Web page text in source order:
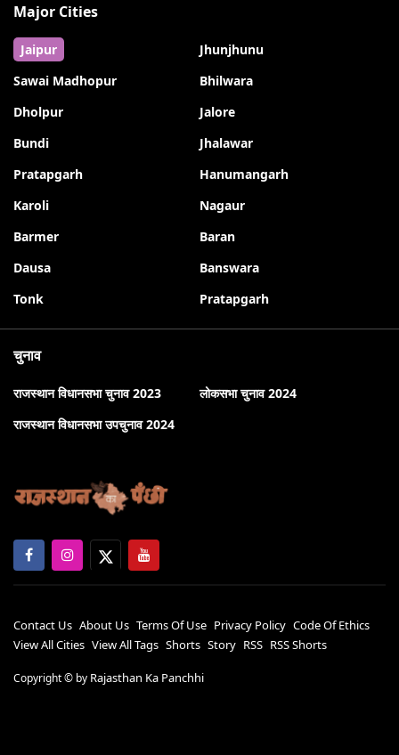
Major Cities
Jaipur
Jhunjhunu
Sawai Madhopur
Bhilwara
Dholpur
Jalore
Bundi
Jhalawar
Pratapgarh
Hanumangarh
Karoli
Nagaur
Barmer
Baran
Dausa
Banswara
Tonk
Pratapgarh
चुनाव
राजस्थान विधानसभा चुनाव 2023
लोकसभा चुनाव 2024
राजस्थान विधानसभा उपचुनाव 2024
Contact Us About Us Terms Of Use Privacy Policy Code Of Ethics
View All Cities View All Tags Shorts Story RSS RSS Shorts
Copyright © by Rajasthan Ka Panchhi